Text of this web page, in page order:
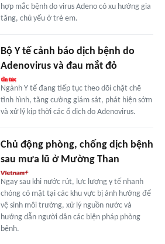
hợp mắc bệnh do virus Adeno có xu hướng gia
tăng, chủ yếu ở trẻ em.
Bộ Y tế cảnh báo dịch bệnh do
Adenovirus và đau mắt đỏ
Ngành Y tế đang tiếp tục theo dõi chặt chẽ
tình hình, tăng cường giám sát, phát hiện sớm
và xử lý kịp thời các ổ dịch do Adenovirus.
Chủ động phòng, chống dịch bệnh
sau mưa lũ ở Mường Than
Ngay sau khi nước rút, lực lượng y tế nhanh
chóng có mặt tại các khu vực bị ảnh hưởng để
vệ sinh môi trường, xử lý nguồn nước và
hướng dẫn người dân các biện pháp phòng
bệnh.